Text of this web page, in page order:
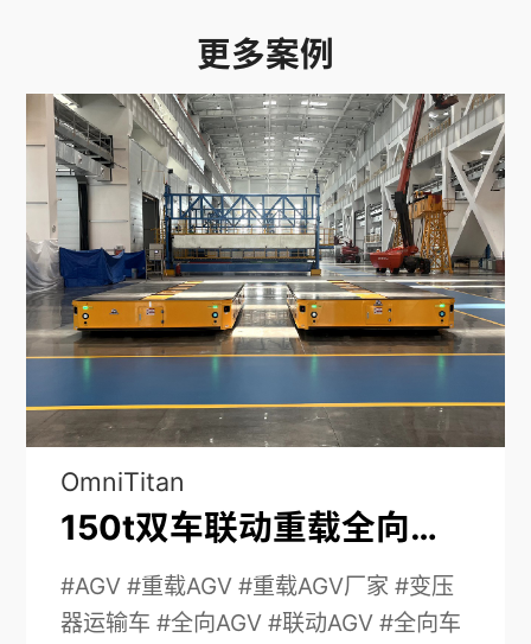
更多案例
OmniTitan
150t双车联动重载全向车应用于变压器的室内外搬运
#AGV #重载AGV #重载AGV厂家 #变压
器运输车 #全向AGV #联动AGV #全向车